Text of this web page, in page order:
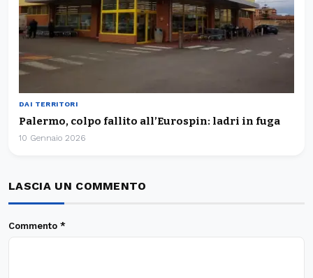
DAI TERRITORI
Palermo, colpo fallito all’Eurospin: ladri in fuga
10 Gennaio 2026
LASCIA UN COMMENTO
Commento *